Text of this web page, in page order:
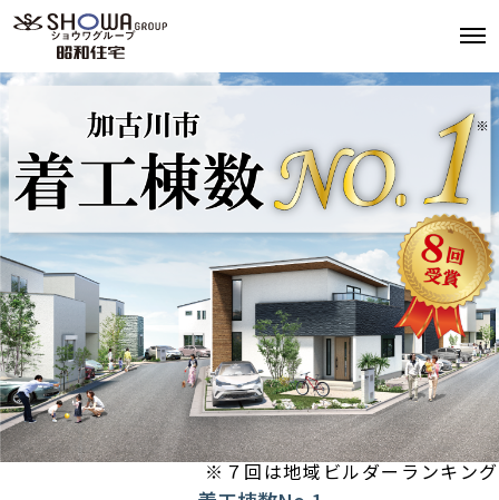
※７回は地域ビルダーランキング
分譲地を探す
モデルハウス
施工事例
近日販売予定物件
昭和住宅の家づくり
お客様の声